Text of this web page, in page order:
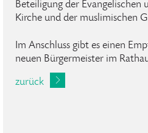
Beteiligung der Evangelischen
Kirche und der muslimischen
Im Anschluss gibt es einen
neuen Bürgermeister im
zurück